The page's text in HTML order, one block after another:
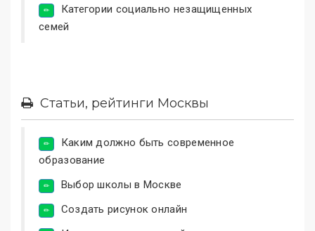
Категории социально незащищенных
семей
Статьи, рейтинги Москвы
Каким должно быть современное
образование
Выбор школы в Москве
Создать рисунок онлайн